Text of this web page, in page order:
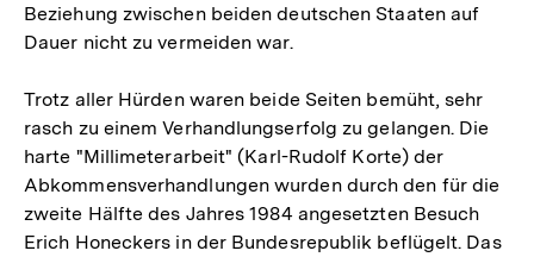
Beziehung zwischen beiden deutschen Staaten auf
Dauer nicht zu vermeiden war.
Trotz aller Hürden waren beide Seiten bemüht, sehr
rasch zu einem Verhandlungserfolg zu gelangen. Die
harte "Millimeterarbeit" (Karl-Rudolf Korte) der
Abkommensverhandlungen wurden durch den für die
zweite Hälfte des Jahres 1984 angesetzten Besuch
Erich Honeckers in der Bundesrepublik beflügelt. Das